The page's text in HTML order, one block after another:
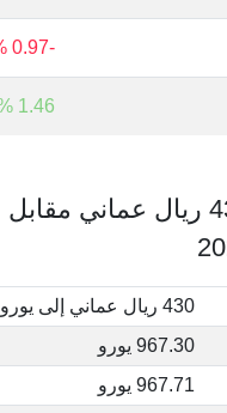
-0.97 %
1.46 %
كم يساوي 430 ريال عماني
430 ريال عماني إلى يورو
967.30 يورو
967.71 يورو